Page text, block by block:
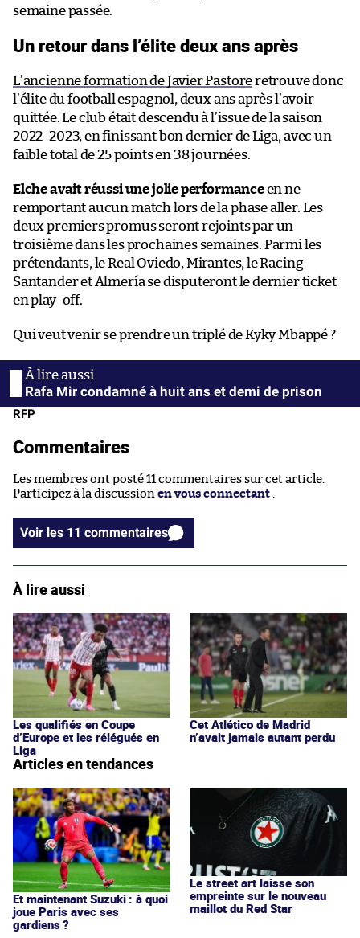
semaine passée.
Un retour dans l’élite deux ans après
L’ancienne formation de Javier Pastoreretrouve donc
l’élite du football espagnol, deux ans après l’avoir
quittée. Le club était descendu à l’issue de la saison
2022-2023, en finissant bon dernier de Liga, avec un
faible total de 25 points en 38 journées.
Elche avait réussi une jolie performanceen ne
remportant aucun match lors de la phase aller. Les
deux premiers promus seront rejoints par un
troisième dans les prochaines semaines. Parmi les
prétendants, le Real Oviedo, Mirantes, le Racing
Santander et Almería se disputeront le dernier ticket
en play-off.
Qui veut venir se prendre un triplé de Kyky Mbappé ?
Rafa Mir condamné à huit ans et demi de prison
RFP
Commentaires
Les membres ont posté 11 commentaires sur cet article.
Participez à la discussion en vous connectant
Voir les 11 commentaires
À lire aussi
Les qualifiés en Coupe
d’Europe et les rélégués en
Liga
Cet Atlético de Madrid
n’avait jamais autant perdu
Articles en tendances
Et maintenant Suzuki : à quoi
joue Paris avec ses
gardiens ?
Le street art laisse son
empreinte sur le nouveau
maillot du Red Star